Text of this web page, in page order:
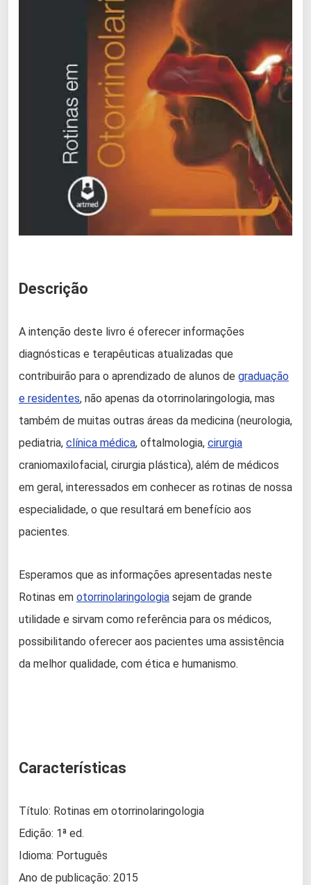
Descrição
A intenção deste livro é oferecer informações
diagnósticas e terapêuticas atualizadas que
contribuirão para o aprendizado de alunos de graduação
e residentes, não apenas da otorrinolaringologia, mas
também de muitas outras áreas da medicina (neurologia,
pediatria, clínica médica, oftalmologia, cirurgia
craniomaxilofacial, cirurgia plástica), além de médicos
em geral, interessados em conhecer as rotinas de nossa
especialidade, o que resultará em benefício aos
pacientes.
Esperamos que as informações apresentadas neste
Rotinas em otorrinolaringologia sejam de grande
utilidade e sirvam como referência para os médicos,
possibilitando oferecer aos pacientes uma assistência
da melhor qualidade, com ética e humanismo.
Características
Título: Rotinas em otorrinolaringologia
Edição: 1ª ed.
Idioma: Português
Ano de publicação: 2015